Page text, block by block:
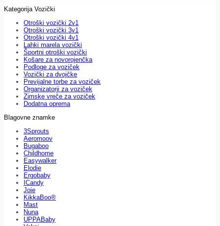
Kategorija Vozički
Otroški vozički 2v1
Otroški vozički 3v1
Otroški vozički 4v1
Lahki marela vozički
Športni otroški vozički
Košare za novorojenčka
Podloge za voziček
Vozički za dvojčke
Previjalne torbe za voziček
Organizatorji za voziček
Zimske vreče za voziček
Dodatna oprema
Blagovne znamke
3Sprouts
Aeromoov
Bugaboo
Childhome
Easywalker
Elodie
Ergobaby
ICandy
Joie
KikkaBoo®
Mast
Nuna
UPPABaby